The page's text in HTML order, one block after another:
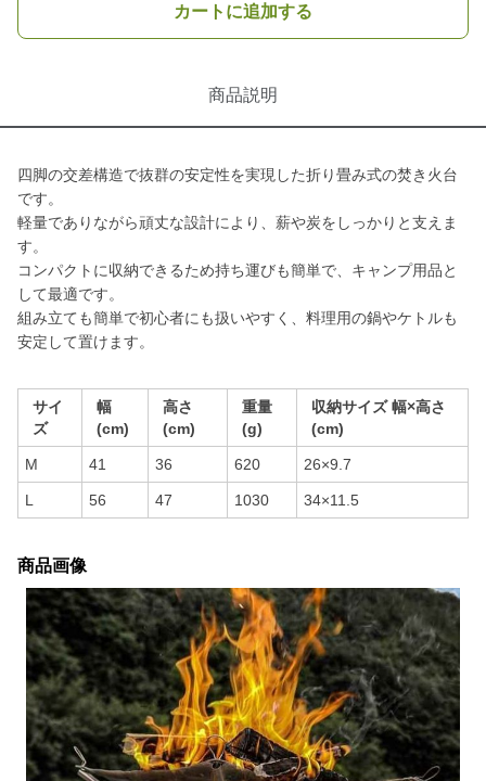
カートに追加する
商品説明
四脚の交差構造で抜群の安定性を実現した折り畳み式の焚き火台
です。
軽量でありながら頑丈な設計により、薪や炭をしっかりと支えま
す。
コンパクトに収納できるため持ち運びも簡単で、キャンプ用品と
して最適です。
組み立ても簡単で初心者にも扱いやすく、料理用の鍋やケトルも
安定して置けます。
サイ
ズ
幅
(cm)
高さ
(cm)
重量
(g)
収納サイズ 幅×高さ
(cm)
M 41 36 620 26×9.7
L 56 47 1030 34×11.5
商品画像